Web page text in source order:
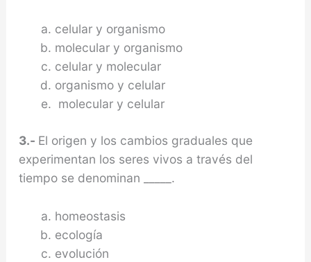
celular y organismo
molecular y organismo
celular y molecular
organismo y celular
molecular y celular
3.- El origen y los cambios graduales que
experimentan los seres vivos a través del
tiempo se denominan _____.
homeostasis
ecología
evolución